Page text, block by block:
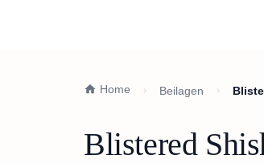
Home Beilagen
Blistered